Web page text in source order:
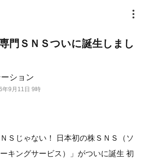
ション
年9月11日 9時
門ＳＮＳついに誕生しまし
Ｓじゃない！ 日本初の株ＳＮＳ（ソ
キングサービス）」がついに誕生 初